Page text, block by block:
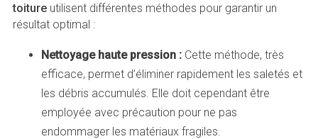
toitureutilisent différentes méthodes pour garantir un
résultat optimal :
Nettoyage haute pression :Cette méthode, très
efficace, permet d’éliminer rapidement les saletés et
les débris accumulés. Elle doit cependant être
employée avec précaution pour ne pas
endommager les matériaux fragiles.